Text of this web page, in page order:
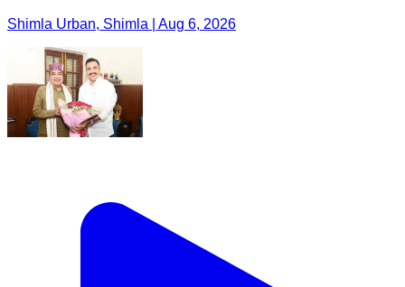
Shimla Urban, Shimla | Aug 6, 2026